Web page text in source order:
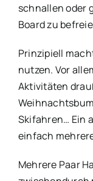
schnallen oder
Board zu
Prinzipiell
nutzen. Vor
Aktivitäten
Skifahren… Ein
einfach
Mehrere Paar